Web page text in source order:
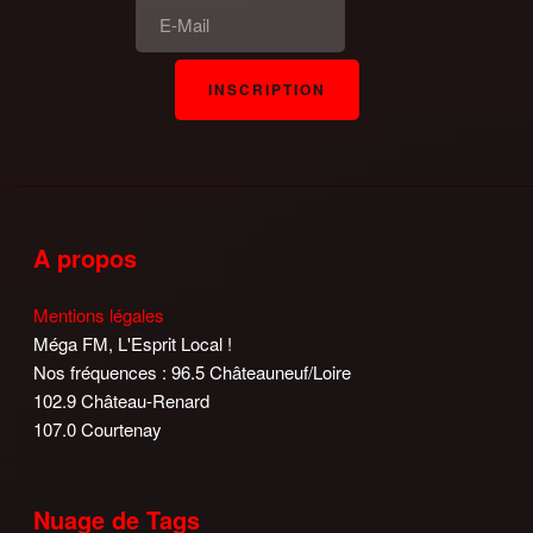
A propos
Mentions légales
Méga FM, L'Esprit Local !
Nos fréquences : 96.5 Châteauneuf/Loire
102.9 Château-Renard
107.0 Courtenay
Nuage de Tags